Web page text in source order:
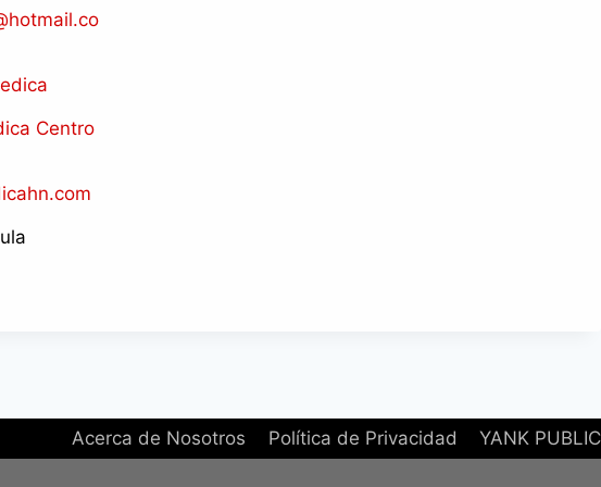
Centro
Acerca de Nosotros Política de Privacidad YANK